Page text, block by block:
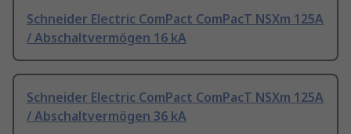
Schneider Electric ComPact ComPacT NSXm 125A
/ Abschaltvermögen 16 kA
Schneider Electric ComPact ComPacT NSXm 125A
/ Abschaltvermögen 36 kA